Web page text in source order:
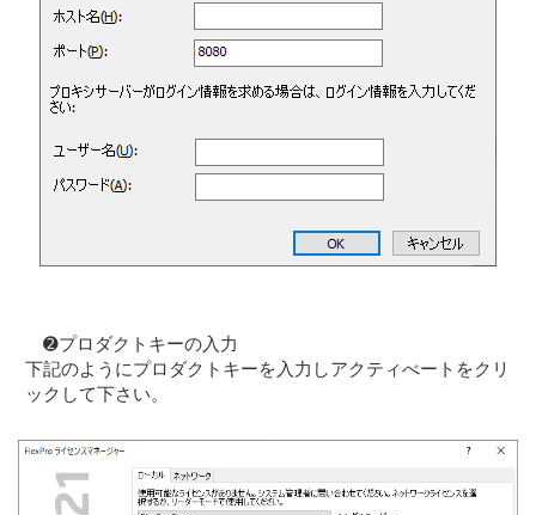
➋プロダクトキーの入力
下記のようにプロダクトキーを入力しアクティべートをクリ
ックして下さい。